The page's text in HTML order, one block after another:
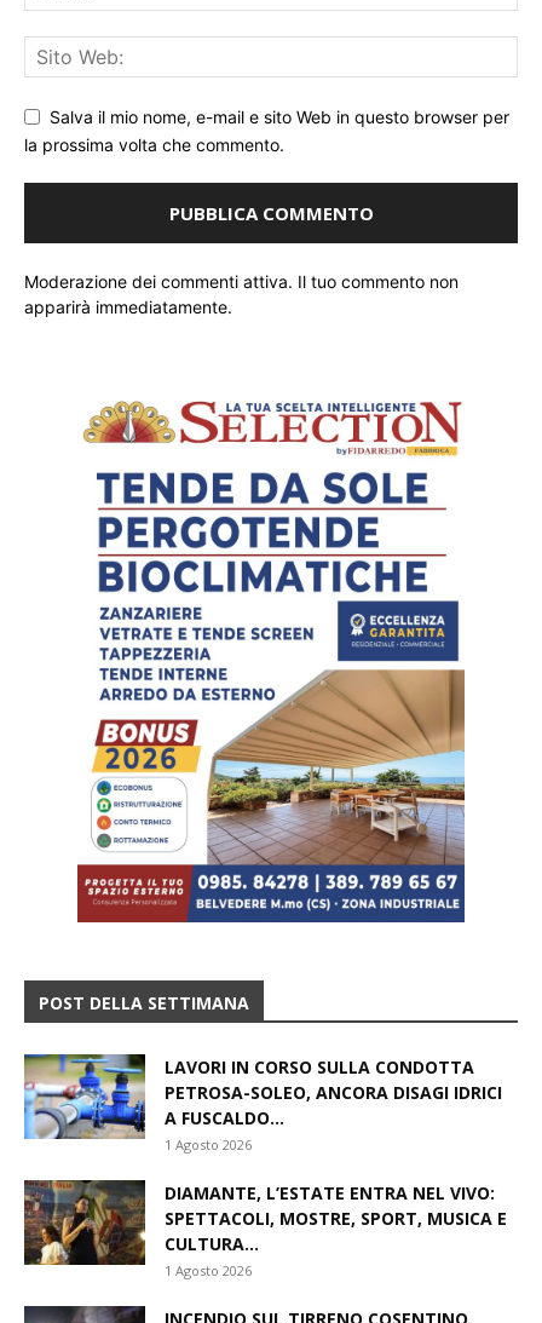
Salva il mio nome, e-mail e sito Web in questo browser per
la prossima volta che commento.
Moderazione dei commenti attiva. Il tuo commento non
apparirà immediatamente.
POST DELLA SETTIMANA
LAVORI IN CORSO SULLA CONDOTTA
PETROSA-SOLEO, ANCORA DISAGI IDRICI
A FUSCALDO...
1 Agosto 2026
DIAMANTE, L’ESTATE ENTRA NEL VIVO:
SPETTACOLI, MOSTRE, SPORT, MUSICA E
CULTURA...
1 Agosto 2026